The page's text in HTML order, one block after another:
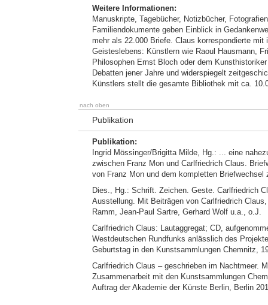
Weitere Informationen:
Manuskripte, Tagebücher, Notizbücher,
Familiendokumente geben Einblick in
mehr als 22.000 Briefe. Claus korrespondierte
Geisteslebens: Künstlern wie Raoul Hausmann,
Philosophen Ernst Bloch oder dem
Debatten jener Jahre und widerspiegelt
Künstlers stellt die gesamte Bibliothek mit ca.
nach oben
Publikation
Publikation:
Ingrid Mössinger/Brigitta Milde, Hg.: ... eine
zwischen Franz Mon und Carlfriedrich Claus.
von Franz Mon und dem kompletten
Dies., Hg.: Schrift. Zeichen. Geste. Carlfriedrich
Ausstellung. Mit Beiträgen von Carlfriedrich
Ramm, Jean-Paul Sartre, Gerhard Wolf u.a., o.J.
Carlfriedrich Claus: Lautaggregat; CD,
Westdeutschen Rundfunks anlässlich des
Geburtstag in den Kunstsammlungen Chemnitz,
Carlfriedrich Claus – geschrieben im Nachtmeer.
Zusammenarbeit mit den Kunstsammlungen
Auftrag der Akademie der Künste Berlin, Berlin